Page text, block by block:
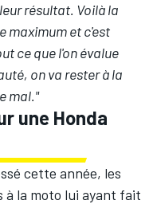
résultat. Voilà la
maximum et c'est
ce que l'on évalue
on va rester à la
mal."
une Honda
cette année, les
à la moto lui ayant fait